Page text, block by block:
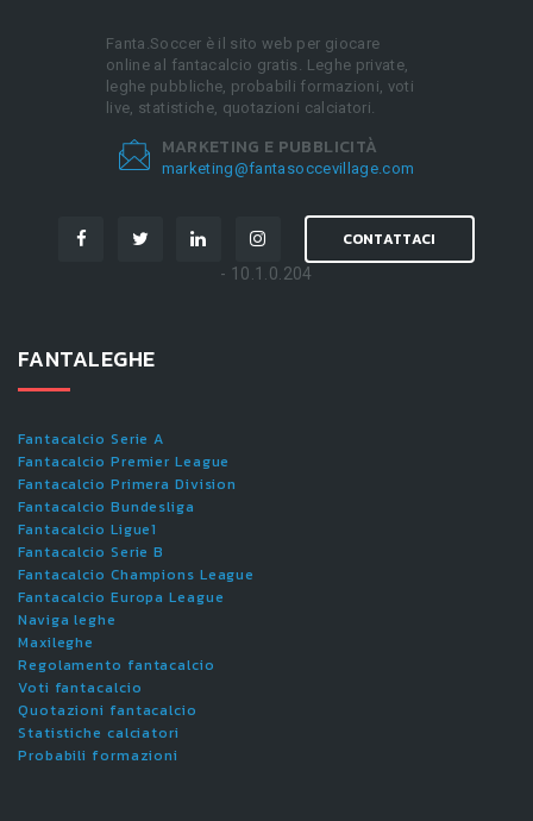
Fanta.Soccer è il sito web per giocare
online al fantacalcio gratis. Leghe private,
leghe pubbliche, probabili formazioni, voti
live, statistiche, quotazioni calciatori.
MARKETING E PUBBLICITÀ
marketing@fantasoccevillage.com
CONTATTACI
- 10.1.0.204
FANTALEGHE
Fantacalcio Serie A
Fantacalcio Premier League
Fantacalcio Primera Division
Fantacalcio Bundesliga
Fantacalcio Ligue1
Fantacalcio Serie B
Fantacalcio Champions League
Fantacalcio Europa League
Naviga leghe
Maxileghe
Regolamento fantacalcio
Voti fantacalcio
Quotazioni fantacalcio
Statistiche calciatori
Probabili formazioni